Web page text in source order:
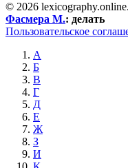
© 2026 lexicography.online.
Фасмера М.: делать
Пользовательское
А
Б
В
Г
Д
Е
Ж
З
И